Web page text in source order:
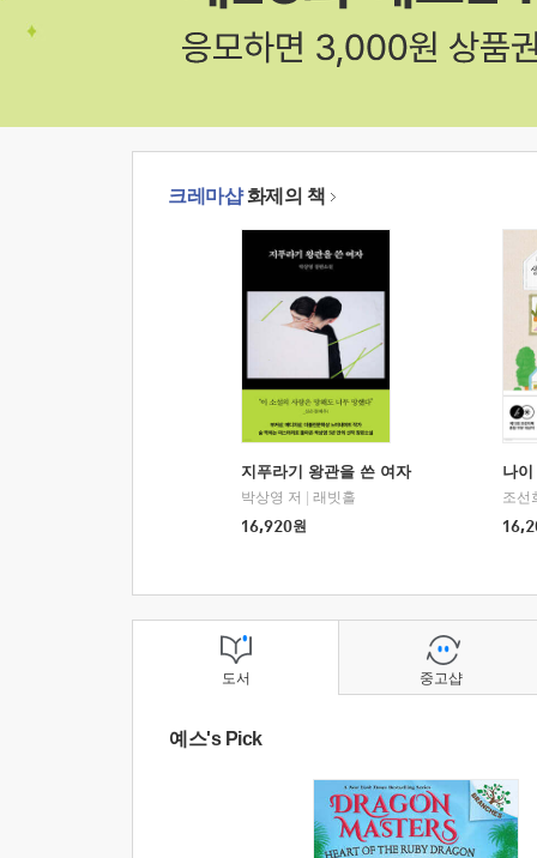
크레마샵화제의 책
지푸라기 왕관을 쓴 여자
박상영 저
래빗홀
16,920원
나
조선
도서
예스's Pick
중고샵